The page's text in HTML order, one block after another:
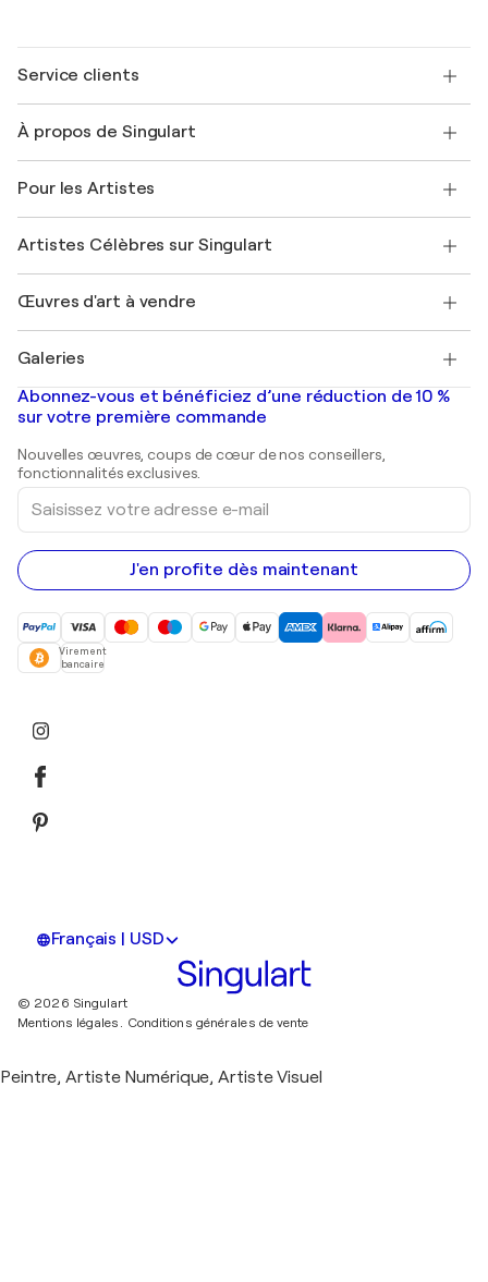
Service clients
Expédition
Offrir une carte cadeau
Rejoignez notre programme commercial
Mon compte
+33 1 76 44 06 42
À propos de Singulart
FAQ
Magazine Singulart
Emplois
Découvrez une sélection d'art original
Pour les Artistes
Se connecter en tant qu'Artiste
Artistes Célèbres sur Singulart
Marc Chagall
Banksy
Mr. Brainwash
Shepard Fairey
Œuvres d'art à vendre
Tableaux abstraits à vendre
Peintures de paysage
Estampes
Peintures acryliques
Galeries
Galeries d'art en France
Galeries d'art en Belgique
Abonnez-vous et bénéficiez d’une réduction de 10 %
sur votre première commande
Nouvelles œuvres, coups de cœur de nos conseillers,
fonctionnalités exclusives.
Saisissez
votre
adresse
e-
mail
J'en profite dès maintenant
Virement
bancaire
Français | USD
© 2026 Singulart
Mentions légales. Conditions générales de vente
Peintre, Artiste Numérique, Artiste Visuel